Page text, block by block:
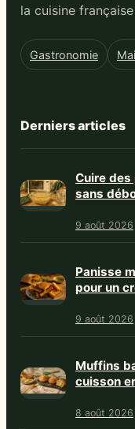
la cuisine
Gastronomie
Derniers articles
Cuire
sans
9 août 2026
Panisse
pour un
9 août 2026
Muffins
cuisson
8 août 2026